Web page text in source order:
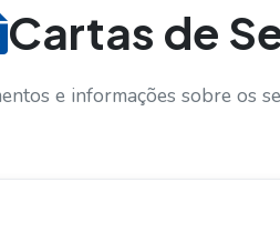
Cartas de
e informações sobre os